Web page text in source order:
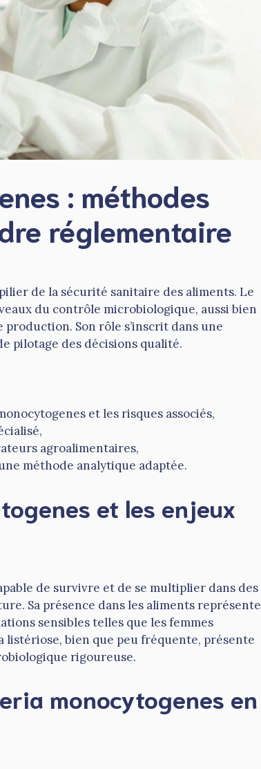
: méthodes
réglementaire
de la sécurité sanitaire des aliments. Le
du contrôle microbiologique, aussi bien
Son rôle s’inscrit dans une
pilotage des décisions qualité.
et les risques associés,
agroalimentaires,
méthode analytique adaptée.
et les enjeux
de survivre et de se multiplier dans des
Sa présence dans les aliments représente
sensibles telles que les femmes
listériose, bien que peu fréquente, présente
rigoureuse.
monocytogenes en